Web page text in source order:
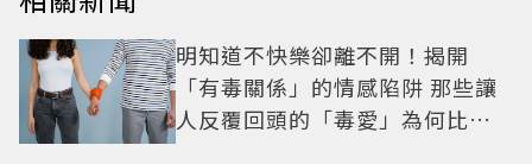
明知道不快樂卻離不開！揭開
「有毒關係」的情感陷阱 那些讓
人反覆回頭的「毒愛」為何比菸